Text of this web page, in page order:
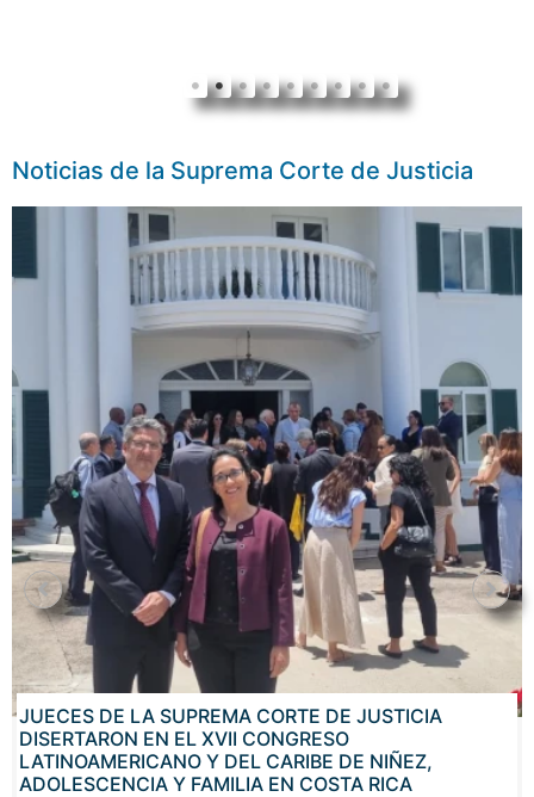
Noticias de la Suprema Corte de Justicia
JUECES DE LA SUPREMA CORTE DE JUSTICIA
DISERTARON EN EL XVII CONGRESO
LATINOAMERICANO Y DEL CARIBE DE NIÑEZ,
ADOLESCENCIA Y FAMILIA EN COSTA RICA